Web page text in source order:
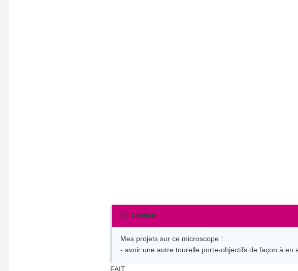
Citation
Mes projets sur ce microscope :
- avoir une autre tourelle porte-objectifs de façon à
FAIT